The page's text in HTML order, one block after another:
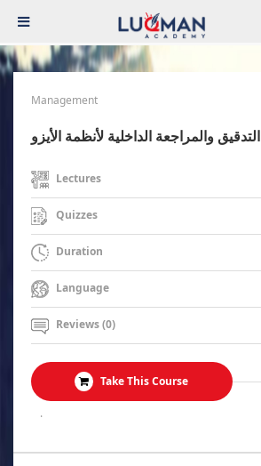
Management
التدقيق والمراجعة الداخلية لأنظمة الأيزو
Lectures
Quizzes
Duration
Language
Reviews (0)
Take This Course
.